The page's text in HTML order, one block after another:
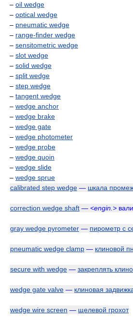
– oil wedge
– optical wedge
– pneumatic wedge
– range-finder wedge
– sensitometric wedge
– slot wedge
– solid wedge
– split wedge
– step wedge
– tangent wedge
– wedge anchor
– wedge brake
– wedge gate
– wedge photometer
– wedge probe
– wedge quoin
– wedge slide
– wedge sprue
calibrated step wedge — шкала
correction wedge shaft — <engin.>
gray wedge pyrometer — пирометр с
pneumatic wedge clamp — клиновой
secure with wedge — закреплять
wedge gate valve — клиновая
wedge wire screen — щелевой грохот